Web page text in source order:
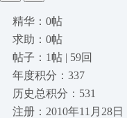
精华：0帖
求助：0帖
帖子：1帖 | 59回
年度积分：337
历史总积分：531
注册：2010年11月28日